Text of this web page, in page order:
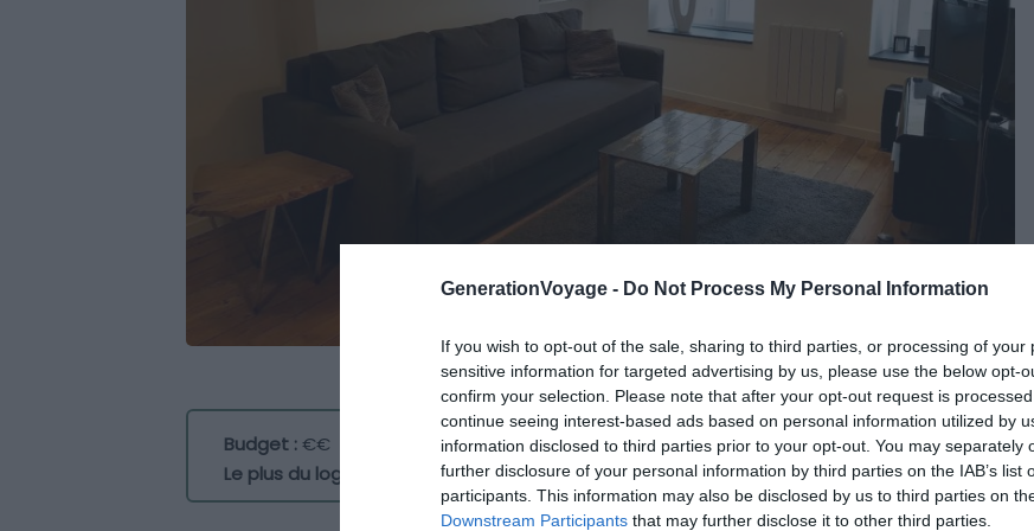
GenerationVoyage - Do Not Process My Personal Information
If you wish to opt-out of the sale, sharing to third parties, or processing of your
sensitive information for targeted advertising by us, please use the below opt-
confirm your selection. Please note that after your opt-out request is
continue seeing interest-based ads based on personal information utilized by
information disclosed to third parties prior to your opt-out. You may separately
further disclosure of your personal information by third parties on the IAB’s list
participants. This information may also be disclosed by us to third parties on
Downstream Participants that may further disclose it to other third parties.
Crédit photo :Airbnb
Budget :€€
Le plus du logement :
un appartement trois en un : charmant, cosy et bien situé